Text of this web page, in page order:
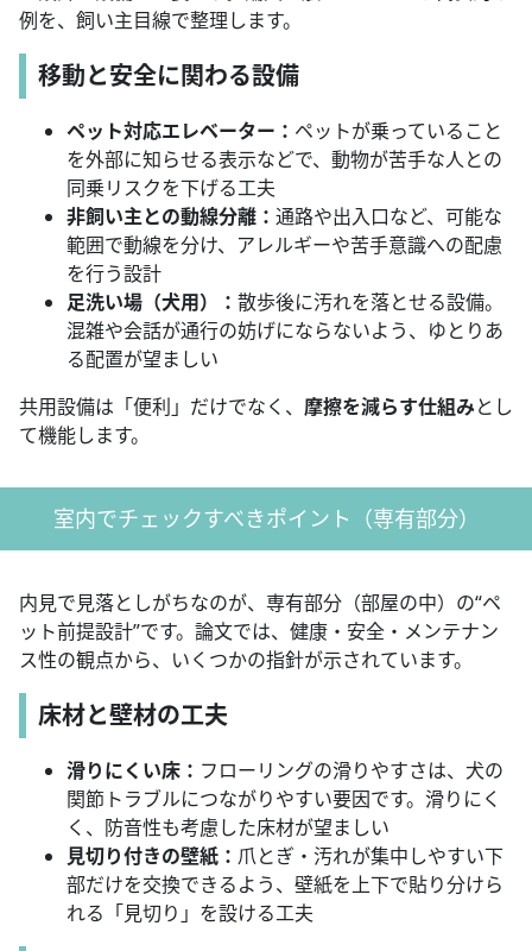
例を、飼い主目線で整理します。
移動と安全に関わる設備
ペット対応エレベーター： ペットが乗っていること
を外部に知らせる表示などで、動物が苦手な人との
同乗リスクを下げる工夫
非飼い主との動線分離： 通路や出入口など、可能な
範囲で動線を分け、アレルギーや苦手意識への配慮
を行う設計
足洗い場（犬用）： 散歩後に汚れを落とせる設備。
混雑や会話が通行の妨げにならないよう、ゆとりあ
る配置が望ましい
共用設備は「便利」だけでなく、 摩擦を減らす仕組みとし
て機能します。
室内でチェックすべきポイント（専有部分）
内見で見落としがちなのが、専有部分（部屋の中）の“ペ
ット前提設計”です。論文では、健康・安全・メンテナン
ス性の観点から、いくつかの指針が示されています。
床材と壁材の工夫
滑りにくい床： フローリングの滑りやすさは、犬の
関節トラブルにつながりやすい要因です。滑りにく
く、防音性も考慮した床材が望ましい
見切り付きの壁紙： 爪とぎ・汚れが集中しやすい下
部だけを交換できるよう、壁紙を上下で貼り分けら
れる「見切り」を設ける工夫